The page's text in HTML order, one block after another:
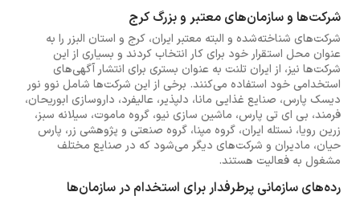
شرکت‌ها و سازمان‌های معتبر و بزرگ کرج
شرکت‌های شناخته‌شده و البته معتبر ایران، کرج و استان البزر را به
عنوان محل استقرار خود برای کار انتخاب کردند و بسیاری از این
شرکت‌ها نیز، از ایران تلنت به عنوان بستری برای انتشار آگهی‌های
استخدامی خود استفاده می‌کنند. برخی از این شرکت‌ها شامل نوو نور
دیسک پارس، صنایع غذایی مانا، دلپذیر، عالیفرد، داروسازی ابوریحان،
فرمند، بی ای تی پارس، ماشین سازی نیو، گروه ماموت، سیلانه سبز،
زرین رویا، نستله ایران، گروه مپنا، گروه صنعتی و پژوهشی زر، پارس
حیان، مادیران و شرکت‌های دیگر می‌شود که در صنایع مختلف
مشغول به فعالیت هستند.
رده‌های سازمانی پرطرفدار برای استخدام در سازمان‌ها